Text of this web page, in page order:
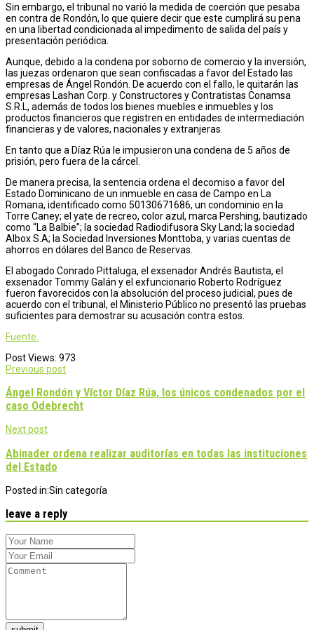
Sin embargo, el tribunal no varió la medida de coerción que pesaba
en contra de Rondón, lo que quiere decir que este cumplirá su pena
en una libertad condicionada al impedimento de salida del país y
presentación periódica.
Aunque, debido a la condena por soborno de comercio y la inversión,
las juezas ordenaron que sean confiscadas a favor del Estado las
empresas de Ángel Rondón. De acuerdo con el fallo, le quitarán las
empresas Lashan Corp. y Constructores y Contratistas Conamsa
S.R.L, además de todos los bienes muebles e inmuebles y los
productos financieros que registren en entidades de intermediación
financieras y de valores, nacionales y extranjeras.
En tanto que a Díaz Rúa le impusieron una condena de 5 años de
prisión, pero fuera de la cárcel.
De manera precisa, la sentencia ordena el decomiso a favor del
Estado Dominicano de un inmueble en casa de Campo en La
Romana, identificado como 50130671686, un condominio en la
Torre Caney; el yate de recreo, color azul, marca Pershing, bautizado
como “La Balbie”; la sociedad Radiodifusora Sky Land; la sociedad
Albox S.A; la Sociedad Inversiones Monttoba, y varias cuentas de
ahorros en dólares del Banco de Reservas.
El abogado Conrado Pittaluga, el exsenador Andrés Bautista, el
exsenador Tommy Galán y el exfuncionario Roberto Rodríguez
fueron favorecidos con la absolución del proceso judicial, pues de
acuerdo con el tribunal, el Ministerio Público no presentó las pruebas
suficientes para demostrar su acusación contra estos.
Fuente.
Post Views: 973
Post
navigation
Previous post
Ángel Rondón y Víctor Díaz Rúa, los únicos condenados por el
caso Odebrecht
Next post
Abinader ordena realizar auditorías en todas las instituciones
del Estado
Posted in:Sin categoría
leave a reply